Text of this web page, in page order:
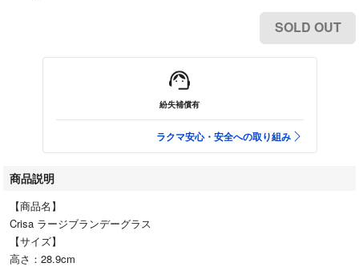
SOLD OUT
紛失補償有
ラクマ安心・安全への取り組み
商品説明
【商品名】
Crisa ラージブランデーグラス
【サイズ】
高さ：28.9cm